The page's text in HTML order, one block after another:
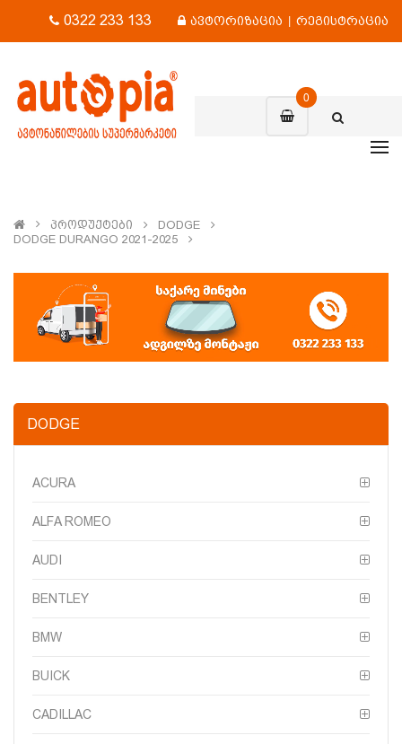
0322 233 133 ავტორიზაცია | რეგისტრაცია
0
Პროდუქტები
DODGE
DODGE DURANGO 2021-2025
DODGE
ACURA
ALFA ROMEO
AUDI
BENTLEY
BMW
BUICK
CADILLAC